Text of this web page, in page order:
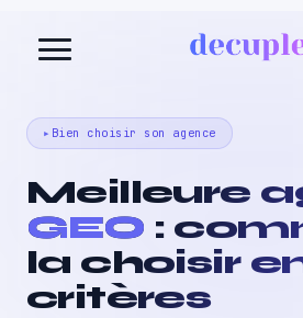
contenu
Bien choisir son agence
Meilleure
GEO :
la choisir
critères